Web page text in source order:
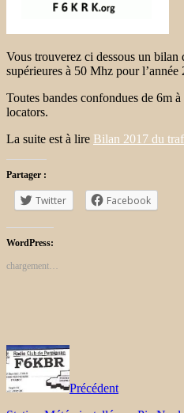
Vous trouverez ci dessous un
supérieures à 50 Mhz pour l’année
Toutes bandes confondues de 6m
locators.
La suite est à lire Bilan 2017 du
Partager :
Twitter Facebook
WordPress:
chargement…
Précédent